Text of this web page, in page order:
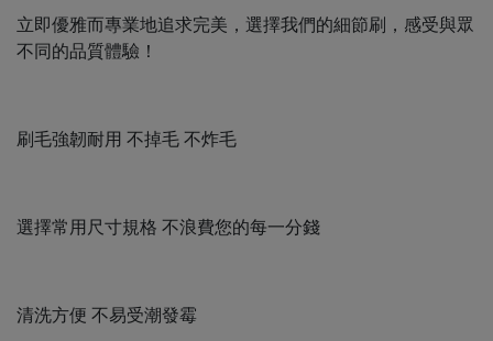
立即優雅而專業地追求完美，選擇我們的細節刷，感受與眾
不同的品質體驗！
刷毛強韌耐用 不掉毛 不炸毛
選擇常用尺寸規格 不浪費您的每一分錢
清洗方便 不易受潮發霉